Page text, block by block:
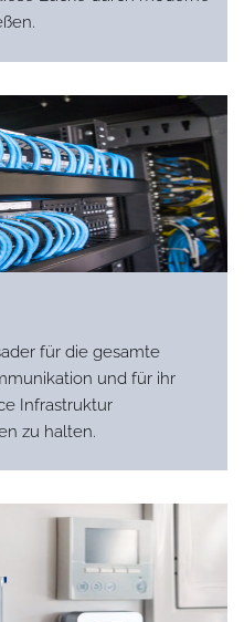
für die gesamte
und für ihr
Infrastruktur
zu halten.